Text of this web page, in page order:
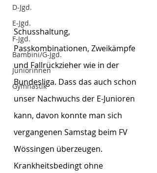
D-Jgd.
E-Jgd.
F-Jgd.
Bambini/G-Jgd.
Juniorinnen
Gymnastik
Schusshaltung,
Passkombinationen, Zweikämpfe
und Fallrückzieher wie in der
Bundesliga. Dass das auch schon
unser Nachwuchs der E-Junioren
kann, davon konnte man sich
vergangenen Samstag beim FV
Wössingen überzeugen.
Krankheitsbedingt ohne